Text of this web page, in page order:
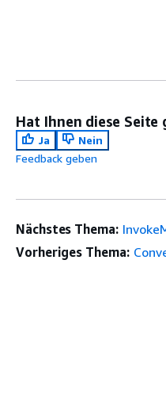
Hat Ihnen diese Seite
Ja
Nein
Feedback geben
Nächstes Thema:
Vorheriges Thema: